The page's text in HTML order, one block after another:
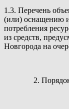
1.3. Перечень
(или) оснащению
потребления
из средств,
Новгорода на
2.